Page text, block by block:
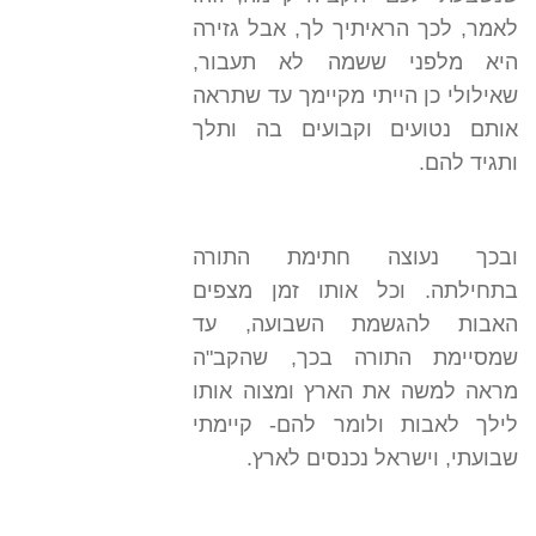
לאמר, לכך הראיתיך לך, אבל גזירה
היא מלפני ששמה לא תעבור,
שאילולי כן הייתי מקיימך עד שתראה
אותם נטועים וקבועים בה ותלך
ותגיד להם.
ובכך נעוצה חתימת התורה
בתחילתה. וכל אותו זמן מצפים
האבות להגשמת השבועה, עד
שמסיימת התורה בכך, שהקב"ה
מראה למשה את הארץ ומצוה אותו
לילך לאבות ולומר להם- קיימתי
שבועתי, וישראל נכנסים לארץ.